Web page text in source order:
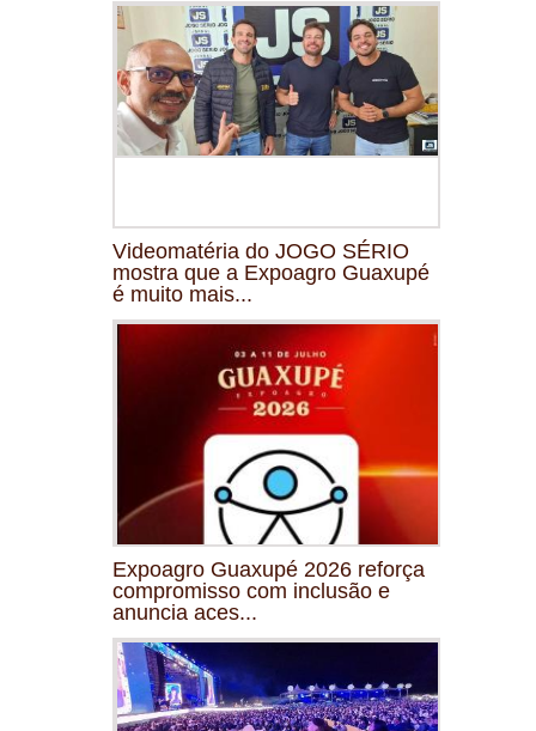
Videomatéria do JOGO SÉRIO
mostra que a Expoagro Guaxupé
é muito mais...
Expoagro Guaxupé 2026 reforça
compromisso com inclusão e
anuncia aces...